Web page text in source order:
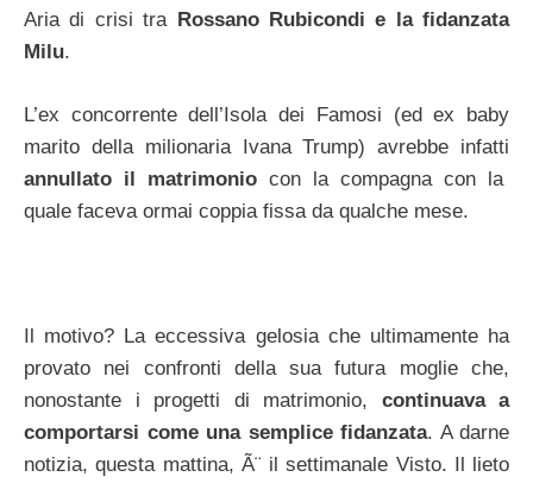
Aria di crisi tra Rossano Rubicondi e la fidanzata
Milu.
L’ex concorrente dell’Isola dei Famosi (ed ex baby
marito della milionaria Ivana Trump) avrebbe infatti
annullato il matrimonio con la compagna con la
quale faceva ormai coppia fissa da qualche mese.
Il motivo? La eccessiva gelosia che ultimamente ha
provato nei confronti della sua futura moglie che,
nonostante i progetti di matrimonio, continuava a
comportarsi come una semplice fidanzata. A darne
notizia, questa mattina, Ã¨ il settimanale Visto. Il lieto